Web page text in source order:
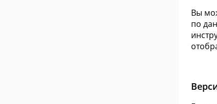
Вы
по